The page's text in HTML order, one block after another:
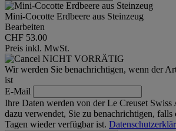
Mini-Cocotte Erdbeere aus Steinzeug
Bearbeiten
CHF 53.00
Preis inkl. MwSt.
NICHT VORRÄTIG
Wir werden Sie benachrichtigen, wenn der
ist
E-Mail
Ihre Daten werden von der Le Creuset Swiss
dazu verwendet, Sie zu benachrichtigen,
Tagen wieder verfügbar ist.